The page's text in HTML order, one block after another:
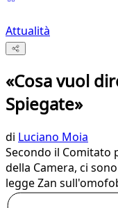
Attualità
«Cosa vuol
Spiegate»
di Luciano Moia
Secondo il Comitato
della Camera, ci
legge Zan